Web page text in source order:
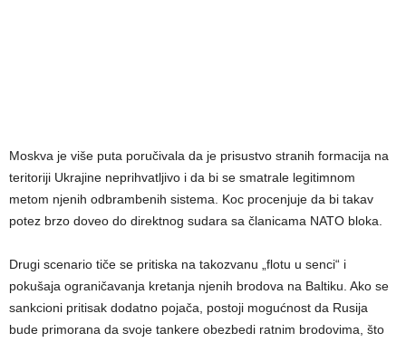
Moskva je više puta poručivala da je prisustvo stranih formacija na
teritoriji Ukrajine neprihvatljivo i da bi se smatrale legitimnom
metom njenih odbrambenih sistema. Koc procenjuje da bi takav
potez brzo doveo do direktnog sudara sa članicama NATO bloka.
Drugi scenario tiče se pritiska na takozvanu „flotu u senci“ i
pokušaja ograničavanja kretanja njenih brodova na Baltiku. Ako se
sankcioni pritisak dodatno pojača, postoji mogućnost da Rusija
bude primorana da svoje tankere obezbedi ratnim brodovima, što